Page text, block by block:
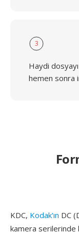
3
Haydi
hemen sonra
KDC, Kodak'ın DC
kamera serilerinde